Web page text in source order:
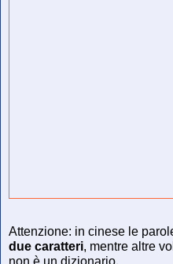
Attenzione: in cinese le
due caratteri, mentre altre